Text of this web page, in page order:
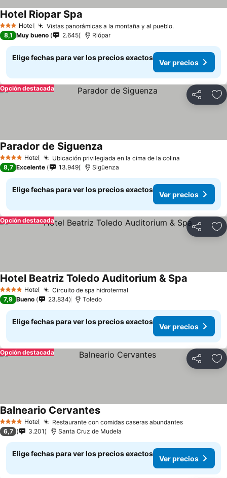
3 Estrellas
Hotel Vistas panorámicas a la montaña y al pueblo.Ver precios
Hotel Riopar Spa
8,1 Muy bueno 2.645 Riópar
Elige fechas para ver los precios exactos
Ver precios
Compartir
Opción destacada
4 EstrellasHotel Ubicación privilegiada en la cima de la colina
Parador de Siguenza
8,7 Excelente 13.949 Sigüenza
Elige fechas para ver los precios exactos
Ver precios
Compartir
Opción destacada
4 EstrellasHotel Circuito de spa hidrotermal
Hotel Beatriz Toledo Auditorium & Spa
7,9 Bueno 23.834 Toledo
Elige fechas para ver los precios exactos
Ver precios
Compartir
Opción destacada
4 EstrellasHotel Restaurante con comidas caseras abundantesVer precios
Balneario CervantesVer precios
6,7 3.201 Santa Cruz de Mudela
Elige fechas para ver los precios exactos
Ver precios